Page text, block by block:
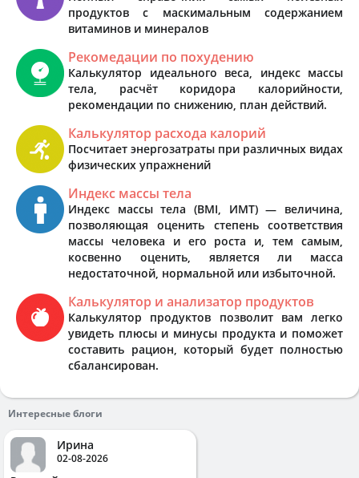
продуктов с маскимальным содержанием
витаминов и минералов
Рекомедации по похудению
Калькулятор идеального веса, индекс массы
тела, расчёт коридора калорийности,
рекомендации по снижению, план действий.
Калькулятор расхода калорий
Посчитает энергозатраты при различных видах
физических упражнений
Индекс массы тела
Индекс массы тела (BMI, ИМТ) — величина,
позволяющая оценить степень соответствия
массы человека и его роста и, тем самым,
косвенно оценить, является ли масса
недостаточной, нормальной или избыточной.
Калькулятор и анализатор продуктов
Калькулятор продуктов позволит вам легко
увидеть плюсы и минусы продукта и поможет
составить рацион, который будет полностью
сбалансирован.
Интересные блоги
Ирина
02-08-2026